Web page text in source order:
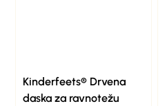
Kinderfeets® Drvena
daska za ravnotežu